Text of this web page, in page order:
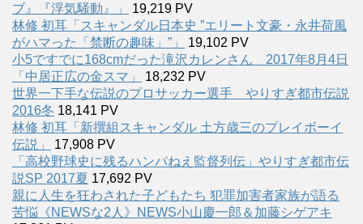
ブ』『浮気騒動』」
19,219 PV
林修 初耳「スキャンダル日本史 ”エリート文豪・永井荷風
がハマった「禁断の趣味」”」
19,102 PV
小5ですでに168cmだった滝沢カレンさん 2017年8月4日
「中居正広の金スマ」
18,232 PV
世界一下手な伝説のプロサッカー選手 やりすぎ都市伝説
2016冬 18,141 PV
林修 初耳「新撰組スキャンダル 土方歳三のプレイボーイ
伝説」
17,908 PV
「高校野球史に残るハンパねえ監督列伝」やりすぎ都市伝
説SP 2017夏 17,692 PV
親に人生を狂わされた子どもたち 犯罪加害者家族が語る
苦悩《NEWSな2人》NEWS小山慶一郎＆加藤シゲアキ